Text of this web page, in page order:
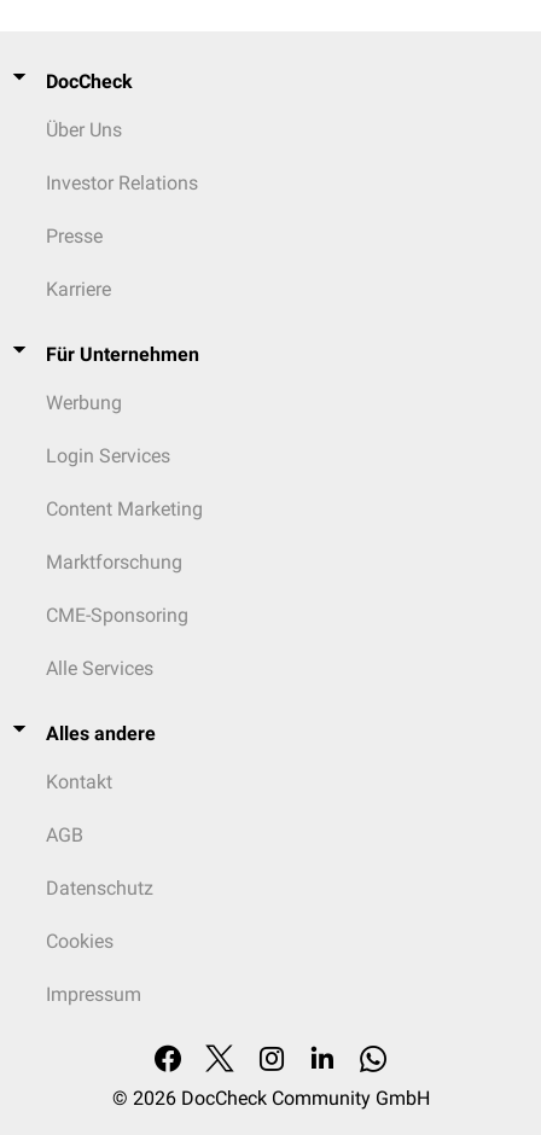
DocCheck
Über Uns
Investor Relations
Presse
Karriere
Für Unternehmen
Werbung
Login Services
Content Marketing
Marktforschung
CME-Sponsoring
Alle Services
Alles andere
Kontakt
AGB
Datenschutz
Cookies
Impressum
© 2026 DocCheck Community GmbH